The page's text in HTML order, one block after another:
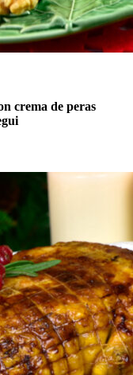
crema de peras